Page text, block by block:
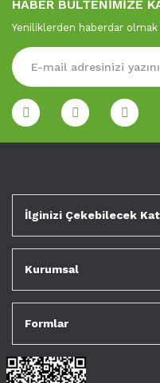
HABER BÜLTENİMİZE
Yeniliklerden haberdar
İlginizi Çekebilecek
Kurumsal
Formlar